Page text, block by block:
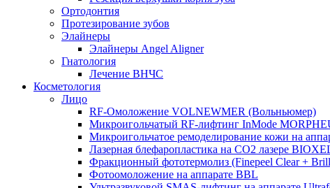
Ортодонтия
Протезирование зубов
Элайнеры
Элайнеры Angel Aligner
Гнатология
Лечение ВНЧС
Косметология
Лицо
RF-Омоложение VOLNEWMER (Вольньюмер)
Микроигольчатый RF-лифтинг InMode
Микроигольчатое ремоделирование кожи на
Лазерная блефаропластика на CO2 лазере
Фракционный фототермолиз (Finepeel Clear +
Фотоомоложение на аппарате BBL